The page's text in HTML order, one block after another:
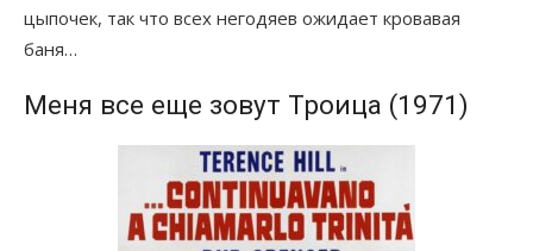
цыпочек, так что всех негодяев ожидает кровавая
баня…
Меня все еще зовут Троица (1971)